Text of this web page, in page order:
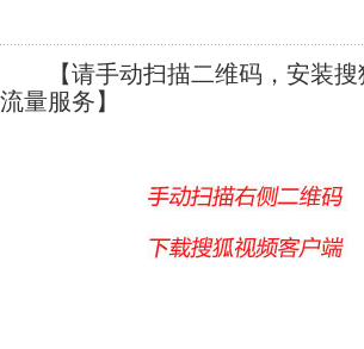
【请手动扫描二维码，安装搜
流量服务】